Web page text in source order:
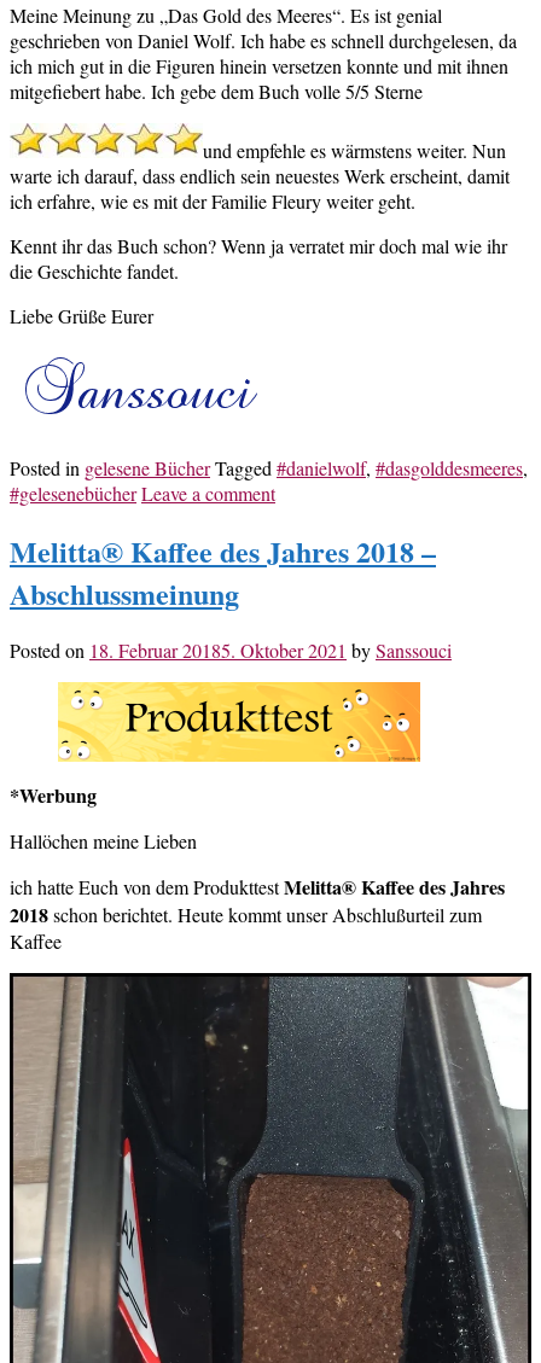
Meine Meinung zu „Das Gold des Meeres“. Es ist genial
geschrieben von Daniel Wolf. Ich habe es schnell durchgelesen, da
ich mich gut in die Figuren hinein versetzen konnte und mit ihnen
mitgefiebert habe. Ich gebe dem Buch volle 5/5 Sterne
und empfehle es wärmstens weiter. Nun
warte ich darauf, dass endlich sein neuestes Werk erscheint, damit
ich erfahre, wie es mit der Familie Fleury weiter geht.
Kennt ihr das Buch schon? Wenn ja verratet mir doch mal wie ihr
die Geschichte fandet.
Liebe Grüße Eurer
Posted in gelesene BücherTagged #danielwolf, #dasgolddesmeeres,
#gelesenebücherLeave a comment
Melitta® Kaffee des Jahres 2018 –
Abschlussmeinung
Posted on 18. Februar 20185. Oktober 2021 bySanssouci
*Werbung
Hallöchen meine Lieben
ich hatte Euch von dem ProdukttestMelitta® Kaffee des Jahres
2018schon berichtet. Heute kommt unser Abschlußurteil zum
Kaffee